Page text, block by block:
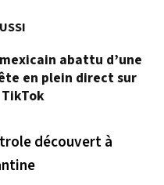
abattu d’une
en plein direct sur
TikTok
découvert à